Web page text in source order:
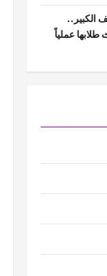
الكبير..
عملياً